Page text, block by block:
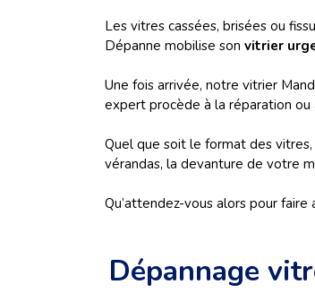
Les vitres cassées, brisées ou
Dépanne mobilise son vitrier
Une fois arrivée, notre vitrier
expert procède à la réparation
Quel que soit le format des
vérandas, la devanture de votre
Qu’attendez-vous alors pour
Dépannage